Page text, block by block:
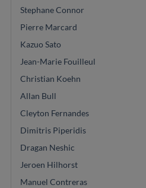
Stephane Connor
Pierre Marcard
Kazuo Sato
Jean-Marie Fouilleul
Christian Koehn
Allan Bull
Cleyton Fernandes
Dimitris Piperidis
Dragan Neshic
Jeroen Hilhorst
Manuel Contreras